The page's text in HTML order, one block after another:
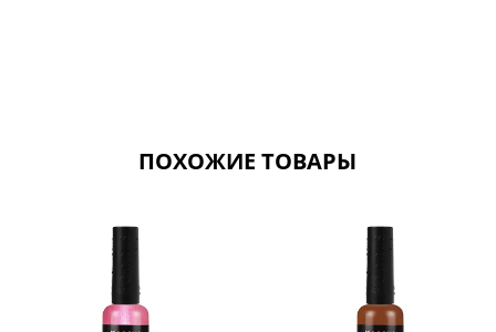
ПОХОЖИЕ ТОВАРЫ